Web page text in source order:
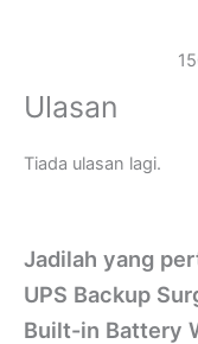
Ulasan
Tiada ulasan lagi.
Jadilah yang
UPS Backup
Built-in Battery